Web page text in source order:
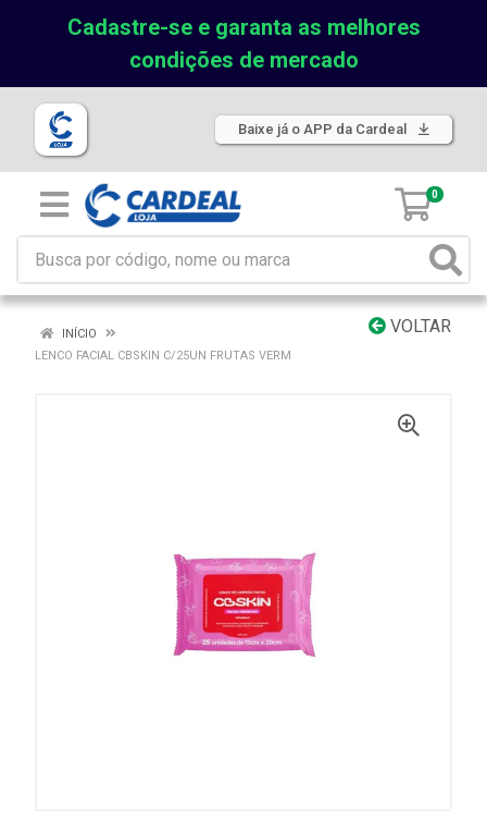
Cadastre-se e garanta as melhores
condições de mercado
Baixe já o APP da Cardeal
0
VOLTAR
INÍCIO
LENCO FACIAL CBSKIN C/25UN FRUTAS VERM